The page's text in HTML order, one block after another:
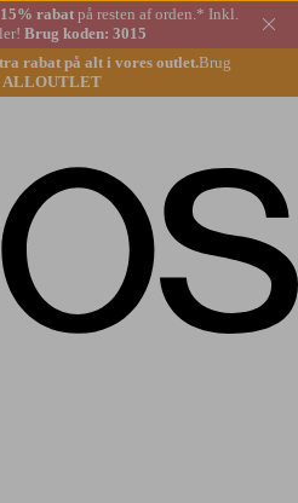
rabatpå resten af orden.* Inkl.
Brug koden: 3015
rabat på alt i vores outlet.Brug
ALLOUTLET